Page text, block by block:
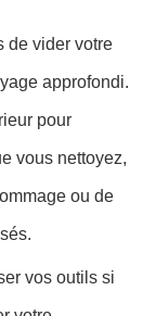
de vider votre
approfondi.
pour
vous nettoyez,
ou de
vos outils si